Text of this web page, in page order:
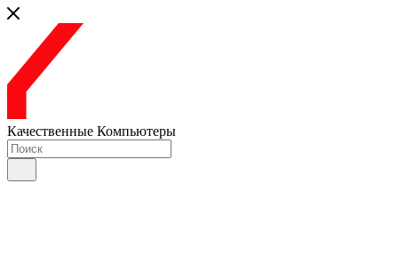
Качественные Компьютеры